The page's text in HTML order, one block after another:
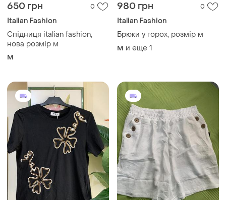
650 грн 0
Italian Fashion
Спідниця italian fashion,
нова розмір м
M
980 грн 0
Italian Fashion
Брюки у горох, розмір м
M и еще 1